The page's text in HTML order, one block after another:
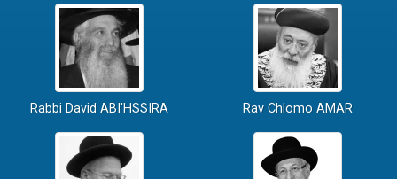
Rabbi David ABI'HSSIRA Rav Chlomo AMAR